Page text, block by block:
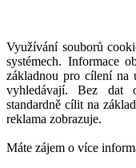
Využívání souborů
systémech. Informace
základnou pro cílení na
vyhledávají. Bez dat
standardně cílit na
reklama zobrazuje.
Máte zájem o více